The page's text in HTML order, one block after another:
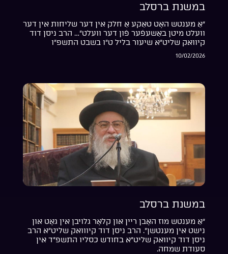
במשנת ברסלב
“אַ מענטש האָט טאַקע אַ חלק אין דער שליחות אין דער
וועלט מיטן באַשעפֿער פֿון דער וועלט”… הרב ניסן דוד
קיוואק שליט”א שיעור בליל ט”ו בשבט התשפ”ו
10/02/2026
במשנת ברסלב
“אַ מענטש מוז האָבן ריין און קלאָר גלויבן אין גאָט און
נישט אין מענטשן”. הרב ניסן דוד קיווואק שליט”א הרב
ניסן דוד קיוואק שליט”א בחודש כסליו התשפ”ד אין
סעודת שמחה.